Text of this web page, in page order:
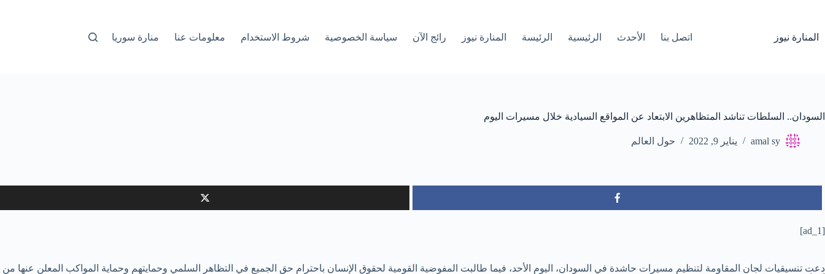
المنارة نيوز اتصل بنا الأحدث الرئيسية الرئیسة المنارة نيوز رائج الآن سياسة الخصوصية شروط الاستخدام معلومات عنا منارة سوريا
السودان.. السلطات تناشد المتظاهرين الابتعاد عن المواقع السيادية خلال مسيرات اليوم
amal sy يناير 9, 2022 حول العالم
[ad_1]
دعت تنسيقيات لجان المقاومة لتنظيم مسيرات حاشدة في السودان، اليوم الأحد، فيما طالبت المفوضية القومية لحقوق الإنسان باحترام حق الجميع في التظاهر السلمي وحمايتهم وحماية المواكب المعلن عنها من